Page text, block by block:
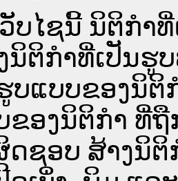
ໄຊ​ນີ້ ນິຕິກຳ
ຕິກໍາທີ່ເປັນຮູບພ
ຮູບແບບຂອງນິ
ຂອງນິຕິກໍາ ທີ່
ຊອບ ສ້າງນິຕິ